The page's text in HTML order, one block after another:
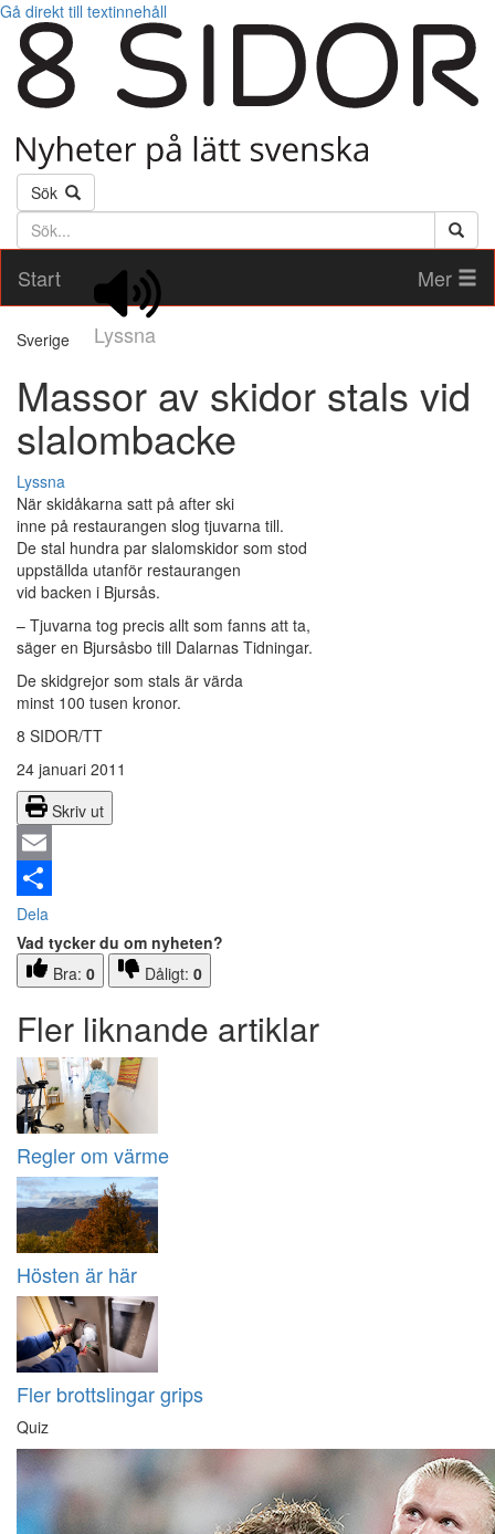
Gå direkt till textinnehåll
Sök
Söktext
Start
Lyssna
Mer
Sverige
Massor av skidor stals vid
slalombacke
Lyssna
När skidåkarna satt på after ski
inne på restaurangen slog tjuvarna till.
De stal hundra par slalomskidor som stod
uppställda utanför restaurangen
vid backen i Bjursås.
– Tjuvarna tog precis allt som fanns att ta,
säger en Bjursåsbo till Dalarnas Tidningar.
De skidgrejor som stals är värda
minst 100 tusen kronor.
8 SIDOR/TT
24 januari 2011
Skriv ut
Email
Dela
Vad tycker du om nyheten?
Bra: 0 Dåligt: 0
Fler liknande artiklar
Regler om värme
Hösten är här
Fler brottslingar grips
Quiz